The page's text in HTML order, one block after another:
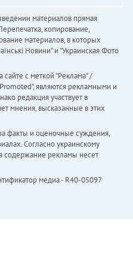
материалов прямая
копирование,
материалов, в которых
Новини" и "Украинская Фото
с меткой "Реклама" /
являются рекламными и
редакция участвует в
мнения, высказанные в этих
факты и оценочные суждения,
Согласно украинскому
содержание рекламы несет
медиа - R40-05097